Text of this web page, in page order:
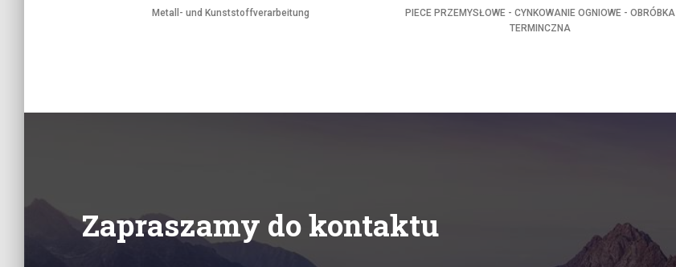
Metall- und Kunststoffverarbeitung
PIECE PRZEMYSŁOWE - CYNKOWANIE OGNIOWE - OBRÓBKA
TERMINCZNA
Zapraszamy do kontaktu